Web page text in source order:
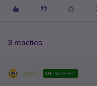
3 reacties
JanD ANTWOORD